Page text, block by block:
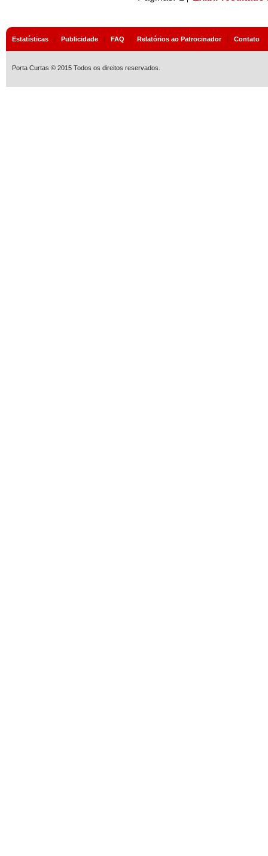
Estatísticas | Publicidade | FAQ | Relatórios ao Patrocinador| Contato
Porta Curtas © 2015 Todos os direitos reservados.